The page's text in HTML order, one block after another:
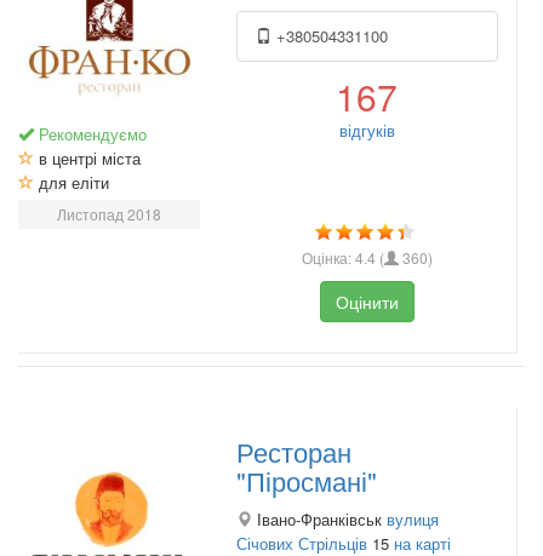
Рекомендуємо
в центрі міста
для еліти
Листопад 2018
+380504331100
167
відгуків
Оцінка:4.4 ( 360)
Оцінити
Ресторан
"Піросмані"
Івано-Франківськ вулиця
Січових Стрільців 15 на карті